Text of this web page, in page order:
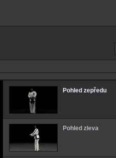
Pohled zepředu
Pohled zleva